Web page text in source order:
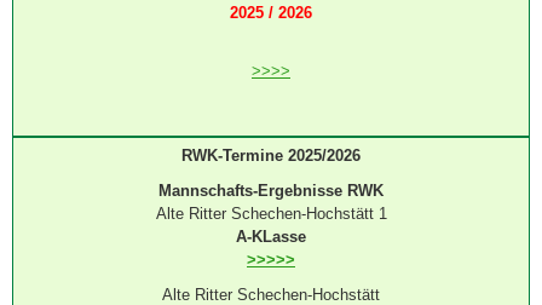
2025 / 2026
>>>>
RWK-Termine 2025/2026
Mannschafts-Ergebnisse RWK
Alte Ritter Schechen-Hochstätt 1
A-KLasse
>>>>>
Alte Ritter Schechen-Hochstätt